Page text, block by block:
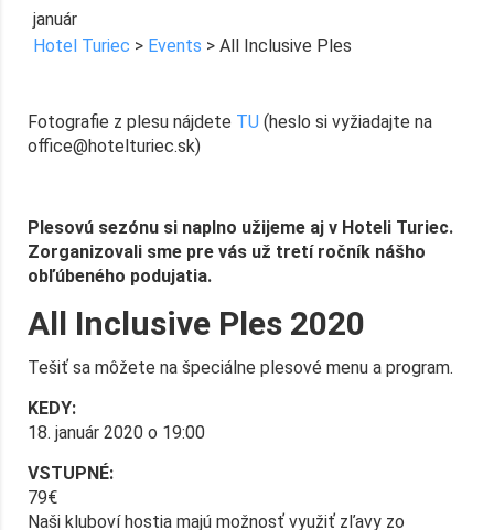
január
Hotel Turiec > Events > All Inclusive Ples
Fotografie z plesu nájdete TU (heslo si vyžiadajte na
office@hotelturiec.sk)
Plesovú sezónu si naplno užijeme aj v Hoteli Turiec.
Zorganizovali sme pre vás už tretí ročník nášho
obľúbeného podujatia.
All Inclusive Ples 2020
Tešiť sa môžete na špeciálne plesové menu a program.
KEDY:
18. január 2020 o 19:00
VSTUPNÉ:
79€
Naši kluboví hostia majú možnosť využiť zľavy zo